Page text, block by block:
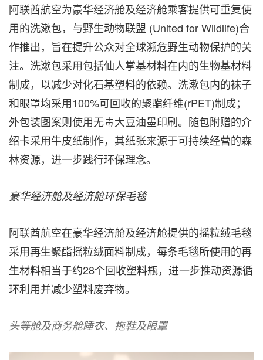
阿联酋航空为豪华经济舱及经济舱乘客提供可重复使
用的洗漱包，与野生动物联盟 (United for Wildlife)合
作推出，旨在提升公众对全球濒危野生动物保护的关
注。洗漱包采用包括仙人掌基材料在内的生物基材料
制成，以减少对化石基塑料的依赖。洗漱包内的袜子
和眼罩均采用100%可回收的聚酯纤维(rPET)制成；
外包装图案则使用无毒大豆油墨印刷。随包附赠的介
绍卡采用牛皮纸制作，其纸张来源于可持续经营的森
林资源，进一步践行环保理念。
豪华经济舱及经济舱环保毛毯
阿联酋航空在豪华经济舱及经济舱提供的摇粒绒毛毯
采用再生聚酯摇粒绒面料制成，每条毛毯所使用的再
生材料相当于约28个回收塑料瓶，进一步推动资源循
环利用并减少塑料废弃物。
头等舱及商务舱睡衣、拖鞋及眼罩